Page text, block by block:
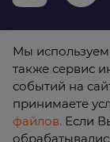
© 2026 ООО
Мы
также сервис
событий на
принимаете
файлов. Если